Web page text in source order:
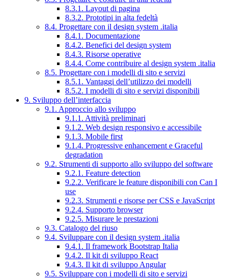
8.3.1. Layout di pagina
8.3.2. Prototipi in alta fedeltà
8.4. Progettare con il design system .italia
8.4.1. Documentazione
8.4.2. Benefici del design system
8.4.3. Risorse operative
8.4.4. Come contribuire al design system .italia
8.5. Progettare con i modelli di sito e servizi
8.5.1. Vantaggi dell’utilizzo dei modelli
8.5.2. I modelli di sito e servizi disponibili
9. Sviluppo dell’interfaccia
9.1. Approccio allo sviluppo
9.1.1. Attività preliminari
9.1.2. Web design responsivo e accessibile
9.1.3. Mobile first
9.1.4. Progressive enhancement e Graceful
degradation
9.2. Strumenti di supporto allo sviluppo del software
9.2.1. Feature detection
9.2.2. Verificare le feature disponibili con Can I
use
9.2.3. Strumenti e risorse per CSS e JavaScript
9.2.4. Supporto browser
9.2.5. Misurare le prestazioni
9.3. Catalogo del riuso
9.4. Sviluppare con il design system .italia
9.4.1. Il framework Bootstrap Italia
9.4.2. Il kit di sviluppo React
9.4.3. Il kit di sviluppo Angular
9.5. Sviluppare con i modelli di sito e servizi